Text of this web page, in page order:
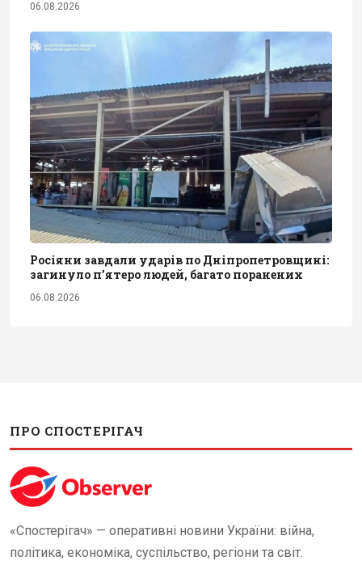
06.08.2026
Росіяни завдали ударів по Дніпропетровщині:
загинуло пʼятеро людей, багато поранених
06.08.2026
ПРО СПОСТЕРІГАЧ
«Спостерігач» — оперативні новини України: війна,
політика, економіка, суспільство, регіони та світ.